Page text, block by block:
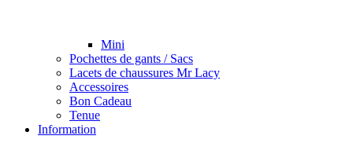
Mini
Pochettes de gants / Sacs
Lacets de chaussures Mr Lacy
Accessoires
Bon Cadeau
Tenue
Information